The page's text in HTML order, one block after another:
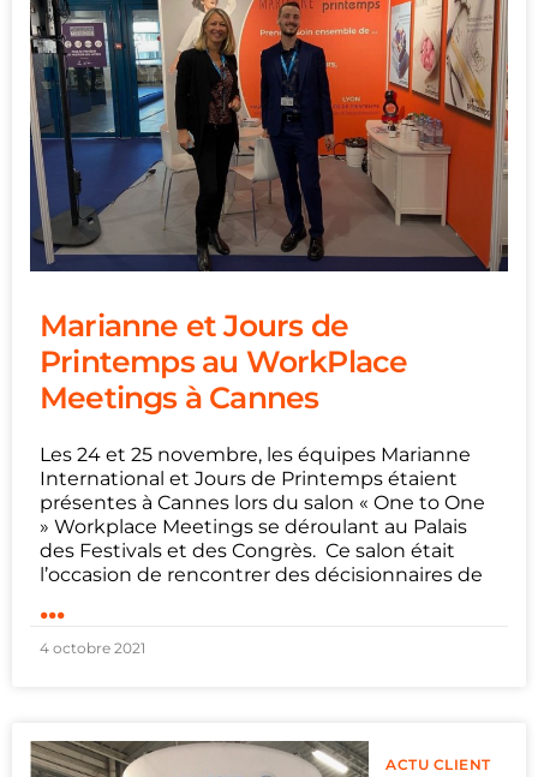
Marianne et Jours de
Printemps au WorkPlace
Meetings à Cannes
Les 24 et 25 novembre, les équipes Marianne
International et Jours de Printemps étaient
présentes à Cannes lors du salon « One to One
» Workplace Meetings se déroulant au Palais
des Festivals et des Congrès. Ce salon était
l’occasion de rencontrer des décisionnaires de
...
4 octobre 2021
ACTU CLIENT